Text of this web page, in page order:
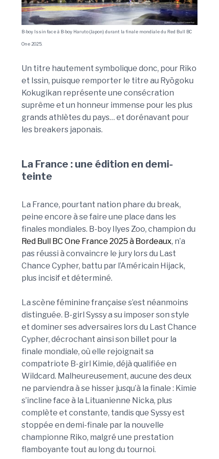
B-boy Issin face à B-boy Haruto (Japon) durant la finale mondiale du Red Bull BC
One 2025.
Un titre hautement symbolique donc, pour Riko
et Issin, puisque remporter le titre au Ryōgoku
Kokugikan représente une consécration
suprême et un honneur immense pour les plus
grands athlètes du pays… et dorénavant pour
les breakers japonais.
La France : une édition en demi-
teinte
La France, pourtant nation phare du break,
peine encore à se faire une place dans les
finales mondiales. B-boy Ilyes Zoo, champion du
Red Bull BC One France 2025 à Bordeaux, n’a
pas réussi à convaincre le jury lors du Last
Chance Cypher, battu par l’Américain Hijack,
plus incisif et déterminé.
La scène féminine française s’est néanmoins
distinguée. B-girl Syssy a su imposer son style
et dominer ses adversaires lors du Last Chance
Cypher, décrochant ainsi son billet pour la
finale mondiale, où elle rejoignait sa
compatriote B-girl Kimie, déjà qualifiée en
Wildcard. Malheureusement, aucune des deux
ne parviendra à se hisser jusqu’à la finale : Kimie
s’incline face à la Lituanienne Nicka, plus
complète et constante, tandis que Syssy est
stoppée en demi-finale par la nouvelle
championne Riko, malgré une prestation
flamboyante tout au long du tournoi.